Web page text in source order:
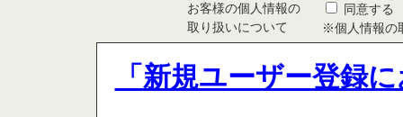
お客様の個人情報の
取り扱いについて
同意する
※個人情報の
「新規ユーザー登録